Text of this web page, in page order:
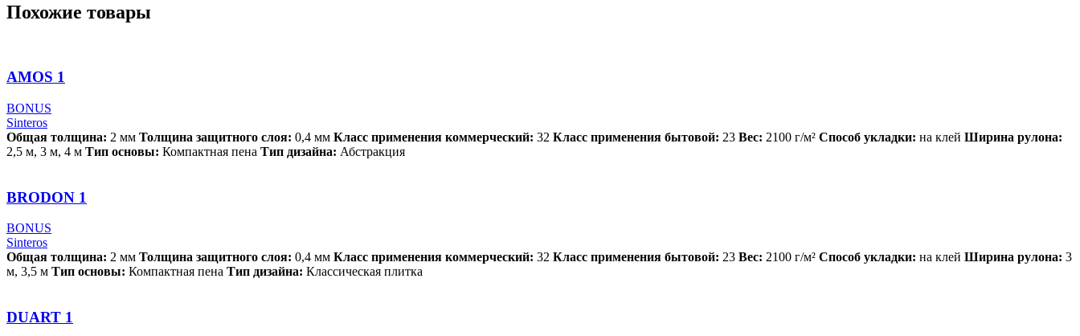
Похожие товары
AMOS 1
BONUS
Sinteros
Общая толщина: 2 мм Толщина защитного слоя: 0,4 мм Класс применения коммерческий: 32 Класс применения бытовой: 23 Вес: 2100 г/м² Способ укладки: на клей Ширина рулона:
2,5 м, 3 м, 4 м Тип основы: Компактная пена Тип дизайна: Абстракция
BRODON 1
BONUS
Sinteros
Общая толщина: 2 мм Толщина защитного слоя: 0,4 мм Класс применения коммерческий: 32 Класс применения бытовой: 23 Вес: 2100 г/м² Способ укладки: на клей Ширина рулона: 3
м, 3,5 м Тип основы: Компактная пена Тип дизайна: Классическая плитка
DUART 1